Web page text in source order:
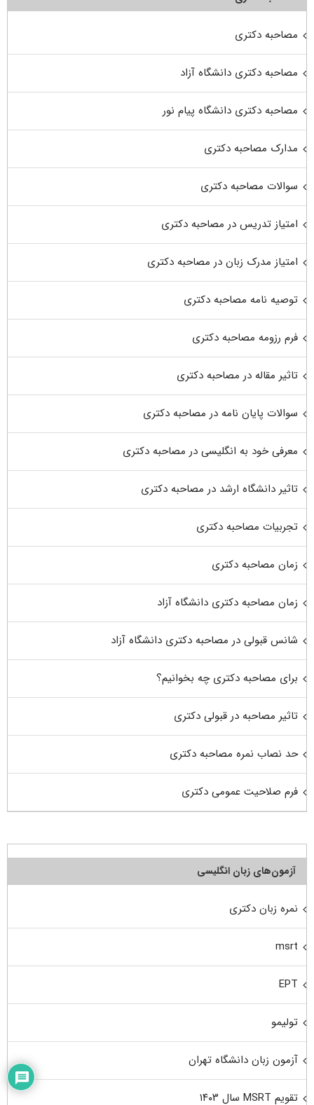
مصاحبه دکتری
مصاحبه دکتری دانشگاه آزاد
مصاحبه دکتری دانشگاه پیام نور
مدارک مصاحبه دکتری
سوالات مصاحبه دکتری
امتیاز تدریس در مصاحبه دکتری
امتیاز مدرک زبان در مصاحبه دکتری
توصیه نامه مصاحبه دکتری
فرم رزومه مصاحبه دکتری
تاثیر مقاله در مصاحبه دکتری
سوالات پایان نامه در مصاحبه دکتری
معرفی خود به انگلیسی در مصاحبه دکتری
تاثیر دانشگاه ارشد در مصاحبه دکتری
تجربیات مصاحبه دکتری
زمان مصاحبه دکتری
زمان مصاحبه دکتری دانشگاه آزاد
شانس قبولی در مصاحبه دکتری دانشگاه آزاد
برای مصاحبه دکتری چه بخوانیم؟
تاثیر مصاحبه در قبولی دکتری
حد نصاب نمره مصاحبه دکتری
فرم صلاحیت عمومی دکتری
آزمون‌های زبان انگلیسی
نمره زبان دکتری
msrt
EPT
تولیمو
آزمون زبان دانشگاه تهران
تقویم MSRT سال ۱۴۰۳